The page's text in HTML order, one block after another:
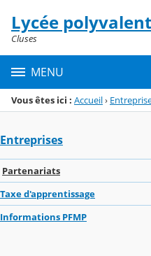
Menu de la rubrique
Contenu
Lycée
Cluses
MENU
Vous êtes ici : Accueil›
Entreprises
Partenariats
Taxe d'apprentissage
Informations PFMP